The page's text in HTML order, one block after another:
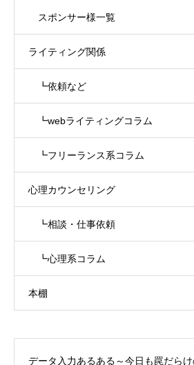
スポンサー様一覧
ライティング関係
┗依頼など
┗webライティングコラム
┗フリーランス系コラム
心理カウンセリング
┗相談・仕事依頼
┗心理系コラム
本棚
データ入力あるある～今日も罠だら